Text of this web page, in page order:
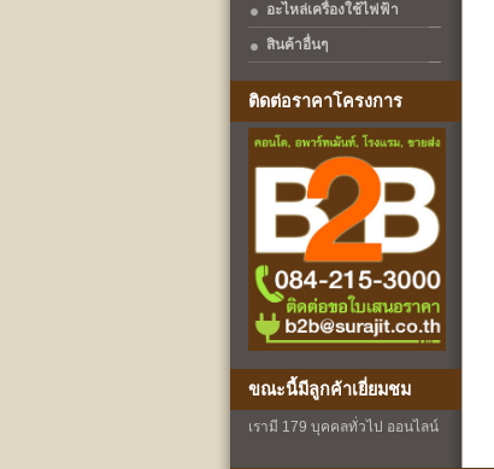
อะไหล่เครื่องใช้ไฟฟ้า
สินค้าอื่นๆ
ติดต่อราคาโครงการ
ขณะนี้มีลูกค้าเยี่ยมชม
เรามี 179 บุคคลทั่วไป ออนไลน์